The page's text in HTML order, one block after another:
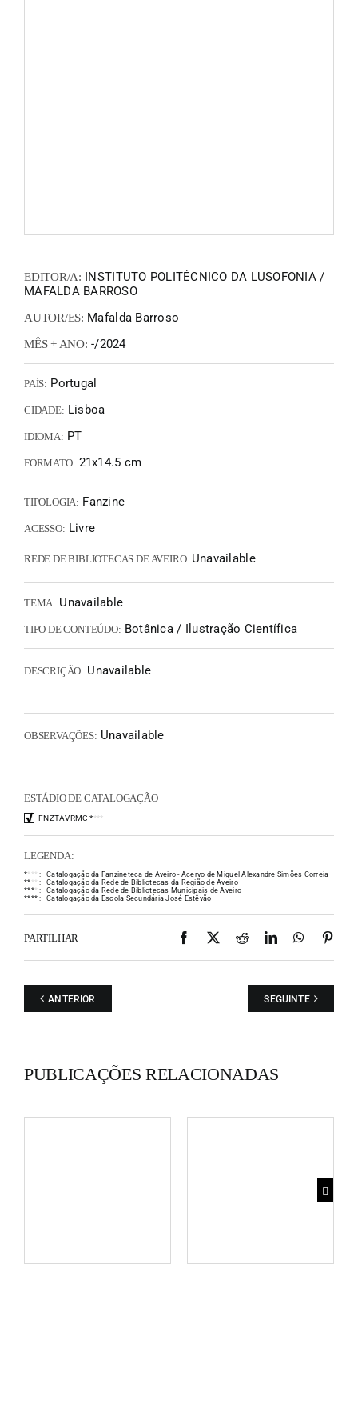
EDITOR/A: INSTITUTO POLITÉCNICO DA LUSOFONIA /
MAFALDA BARROSO
AUTOR/ES: Mafalda Barroso
MÊS + ANO: -/2024
PAÍS: Portugal
CIDADE: Lisboa
IDIOMA: PT
FORMATO: 21x14.5 cm
TIPOLOGIA: Fanzine
ACESSO: Livre
REDE DE BIBLIOTECAS DE AVEIRO: Unavailable
TEMA: Unavailable
TIPO DE CONTEÚDO: Botânica / Ilustração Científica
DESCRIÇÃO: Unavailable
OBSERVAÇÕES: Unavailable
ESTÁDIO DE CATALOGAÇÃO
FNZTAVRMC ****
LEGENDA:
** * * :
Catalogação da Fanzineteca de Aveiro - Acervo de Miguel Alexandre Simões Correia
** * * :
Catalogação da Rede de Bibliotecas da Região de Aveiro
**** :
Catalogação da Rede de Bibliotecas Municipais de Aveiro
**** : Catalogação da Escola Secundária José Estêvão
PARTILHAR Facebook
X RedditLinkedIn
ANTERIOR SEGUINTE
PUBLICAÇÕES RELACIONADAS